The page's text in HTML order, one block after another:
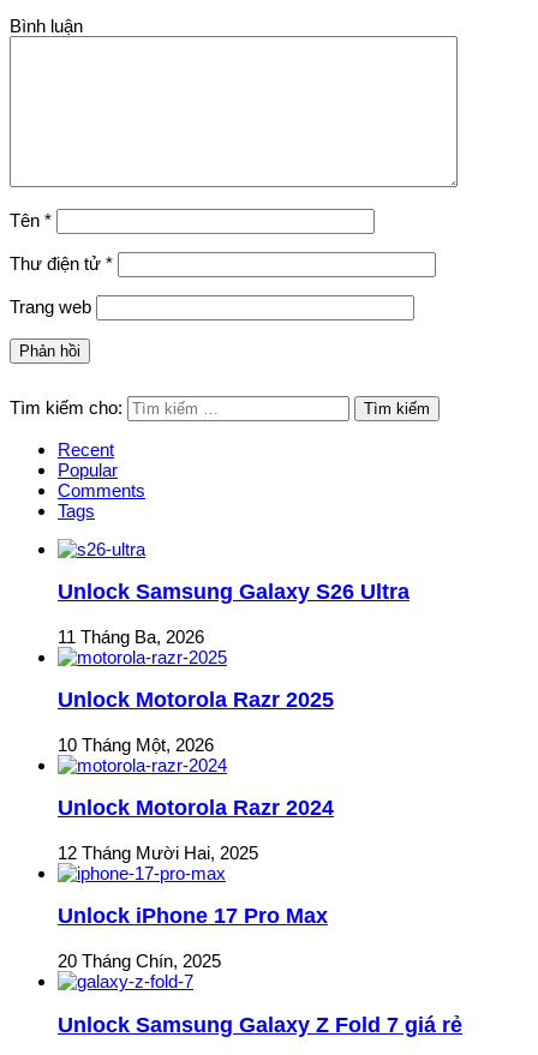
Bình luận
Tên *
Thư điện tử *
Trang web
Tìm kiếm cho:
Recent
Popular
Comments
Tags
Unlock Samsung Galaxy S26 Ultra
11 Tháng Ba, 2026
Unlock Motorola Razr 2025
10 Tháng Một, 2026
Unlock Motorola Razr 2024
12 Tháng Mười Hai, 2025
Unlock iPhone 17 Pro Max
20 Tháng Chín, 2025
Unlock Samsung Galaxy Z Fold 7 giá rẻ